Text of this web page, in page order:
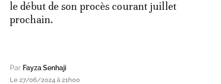
le début de son procès courant juillet
prochain.
Par Fayza Senhaji
Le 27/06/2024 à 21h00